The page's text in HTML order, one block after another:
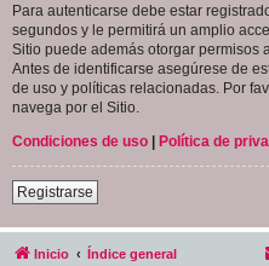
Para autenticarse debe estar
segundos y le permitirá un amplio
Sitio puede además otorgar permisos
Antes de identificarse asegúrese de
de uso y políticas relacionadas. Por
navega por el Sitio.
Condiciones de uso | Política de
Registrarse
Inicio Índice general